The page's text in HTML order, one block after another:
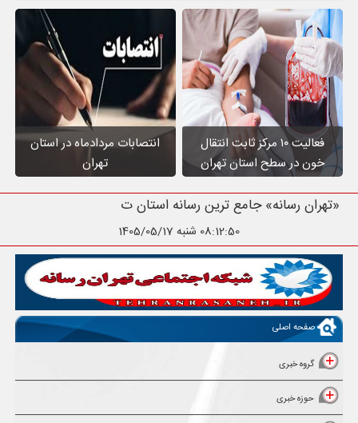
فعالیت ۱۰ مرکز ثابت انتقال
خون در سطح استان تهران
انتصابات مردادماه در استان
تهران
«تهران رسانه» جامع ترین رسانه استان تهران
08:12:52 شنبه 1405/05/17
صفحه اصلی
گروه خبری
حوزه خبری